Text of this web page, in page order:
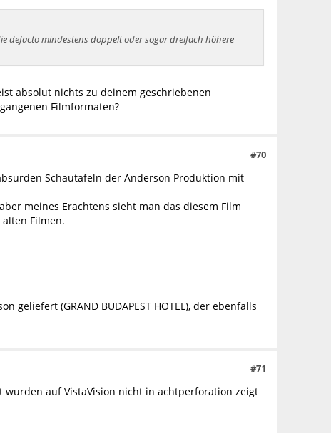
defacto mindestens doppelt oder sogar dreifach höhere
absolut nichts zu deinem geschriebenen
Filmformaten?
#70
Schautafeln der Anderson Produktion mit
meines Erachtens sieht man das diesem Film
Filmen.
(GRAND BUDAPEST HOTEL), der ebenfalls
#71
auf VistaVision nicht in achtperforation zeigt